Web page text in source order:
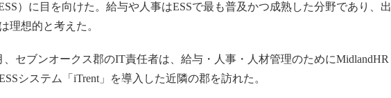
）に目を向けた。給与や人事はESSで最も普及かつ成熟した分野であり、出
理想的と考えた。
セブンオークス郡のIT責任者は、給与・人事・人材管理のためにMidlandHR
システム「iTrent」を導入した近隣の郡を訪れた。